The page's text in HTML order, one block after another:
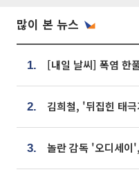
많이 본 뉴스
1.
2.
3.